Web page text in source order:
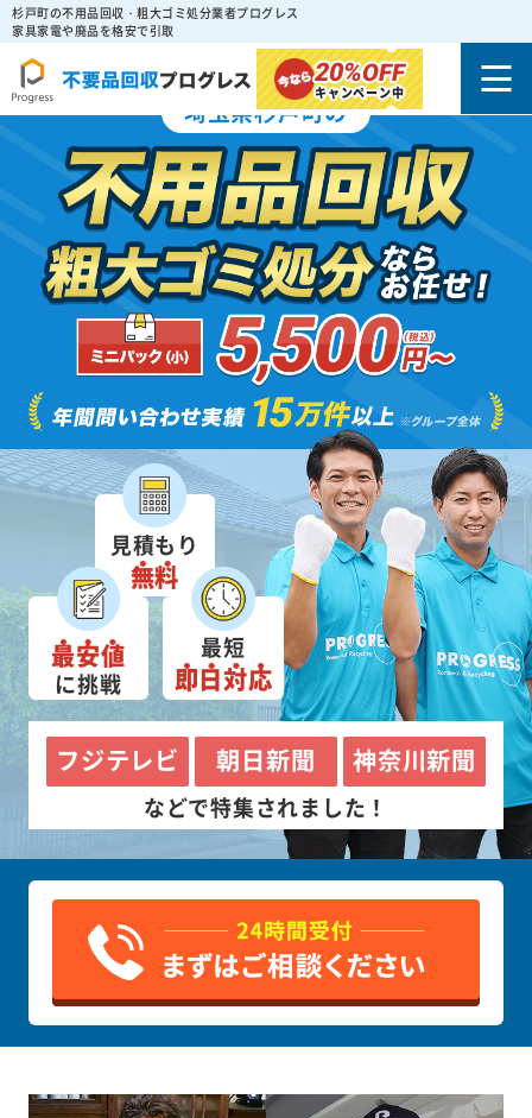
杉戸町の不用品回収・粗大ゴミ処分業者プログレス
家具家電や廃品を格安で引取
20%OFF
キャンペーン中
埼玉県杉戸町の
見積もり
無料
最安値
に挑戦
最短
即日対応
フジテレビ 朝日新聞 神奈川新聞
などで特集されました！